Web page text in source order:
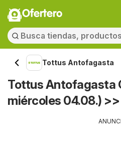
Ofertero
Tottus Antofagasta
Tottus Antofagasta
miércoles 04.08.)